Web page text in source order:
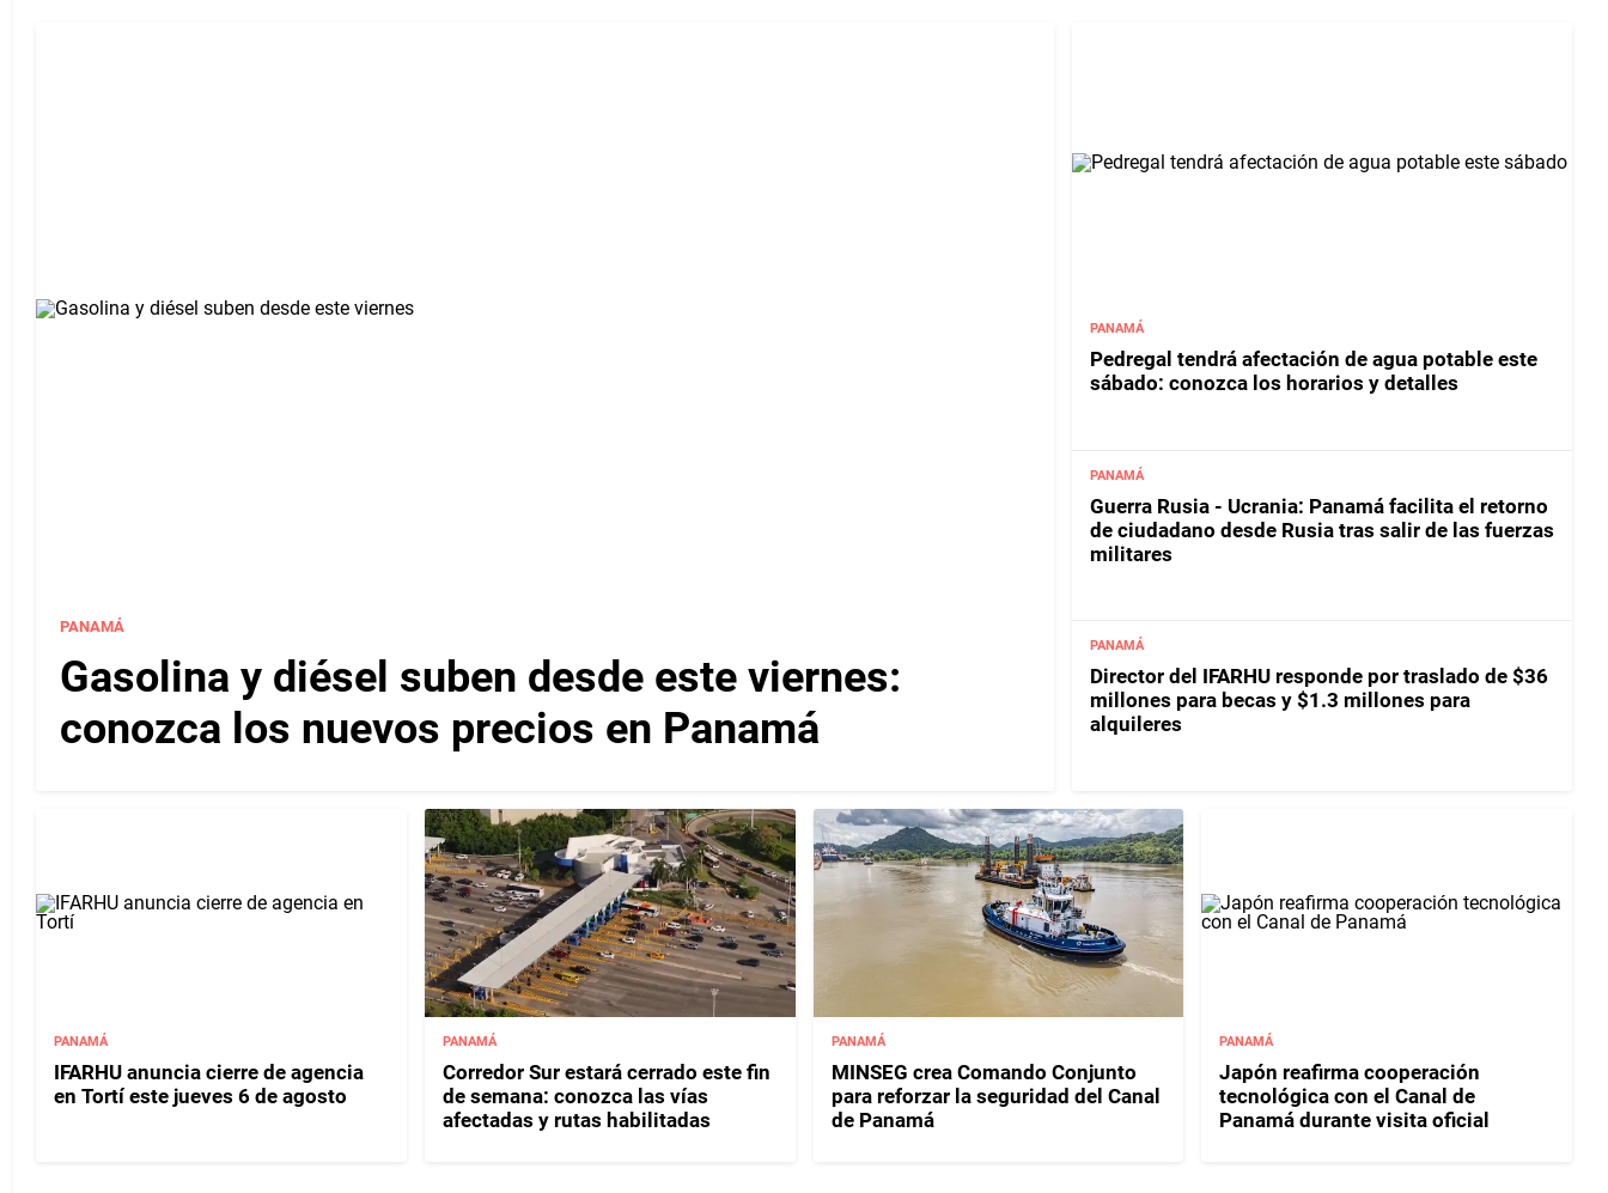
PANAMÁ
Gasolina y diésel suben desde este viernes:
conozca los nuevos precios en Panamá
PANAMÁ
Pedregal tendrá afectación de agua potable este
sábado: conozca los horarios y detalles
PANAMÁ
Guerra Rusia - Ucrania: Panamá facilita el retorno
de ciudadano desde Rusia tras salir de las fuerzas
militares
PANAMÁ
Director del IFARHU responde por traslado de $36
millones para becas y $1.3 millones para
alquileres
PANAMÁ
IFARHU anuncia cierre de agencia
en Tortí este jueves 6 de agosto
PANAMÁ
Corredor Sur estará cerrado este fin
de semana: conozca las vías
afectadas y rutas habilitadas
PANAMÁ
MINSEG crea Comando Conjunto
para reforzar la seguridad del Canal
de Panamá
PANAMÁ
Japón reafirma cooperación
tecnológica con el Canal de
Panamá durante visita oficial